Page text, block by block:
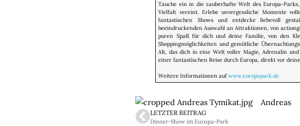
Tauche ein in die zauberhafte Welt des Europa-
Vielfalt vereint. Erlebe unvergessliche Momente
fantastischen Shows und entdecke liebevoll
beeindruckenden Auswahl an Attraktionen, von
puren Spaß für dich und deine Familie, von den
Shoppingmöglichkeiten und gemütliche
Alt, das dich in eine Welt voller Magie, Adrenalin
einer fantastischen Reise durch Europa, direkt vor
Weitere Informationen aufwww.europapark.de
Andreas
LETZTER BEITRAG
Dinner-Show im Europa-Park